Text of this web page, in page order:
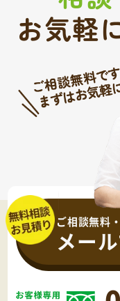
お気軽
ご相談無料
メー